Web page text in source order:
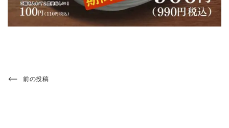
投
Previous
前の投稿